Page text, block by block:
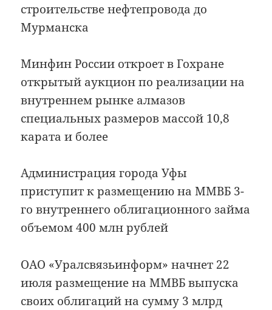
строительстве нефтепровода до
Мурманска
Минфин России откроет в Гохране
открытый аукцион по реализации на
внутреннем рынке алмазов
специальных размеров массой 10,8
карата и более
Администрация города Уфы
приступит к размещению на ММВБ 3-
го внутреннего облигационного займа
объемом 400 млн рублей
ОАО «Уралсвязьинформ» начнет 22
июля размещение на ММВБ выпуска
своих облигаций на сумму 3 млрд